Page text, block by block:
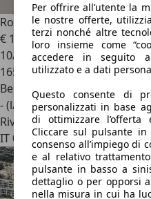
Rolls-Royce GhostGhost 6.6
€ 119.000
10/2012
165.000 km
Benzina
- (l/100 km)
Rivenditore
IT 00156Roma - Rm
Per offrire all’utente la
le nostre offerte,
terzi nonché altre
loro insieme come
accedere in seguito
utilizzato e a dati
Questo consente di
personalizzati in base
di ottimizzare
Cliccare sul pulsante
consenso all’impiego di
e al relativo
pulsante in basso a
dettaglio o per opporsi
nella misura in cui ha